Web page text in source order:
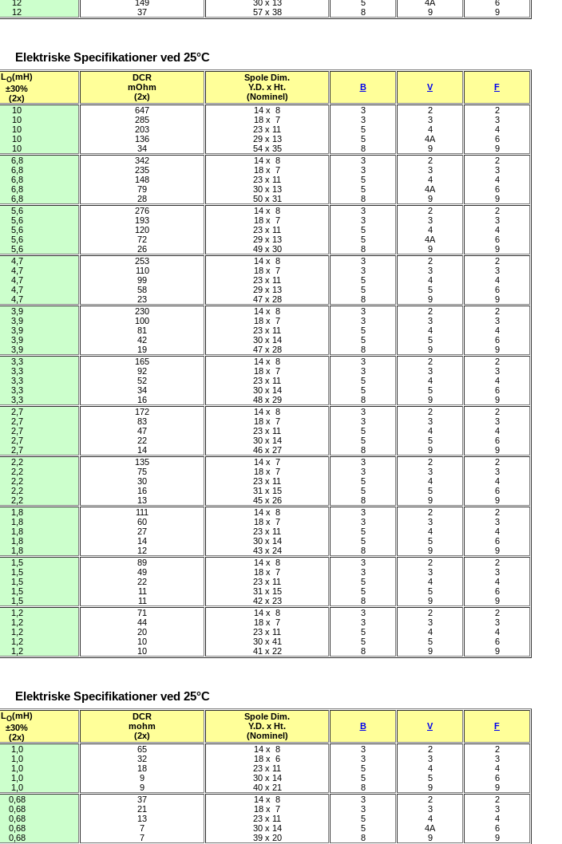
12
12
149
37
30 x 13
57 x 38
5
8
4A
9
6
9
Elektriske Specifikationer ved 25°C
LO(mH)
±30%
(2x)
DCR
mOhm
(2x)
Spole Dim.
Y.D. x Ht.
(Nominel)
B V F
10
10
10
10
10
647
285
203
136
34
14 x 8
18 x 7
23 x 11
29 x 13
54 x 35
3
3
5
5
8
2
3
4
4A
9
2
3
4
6
9
6,8
6,8
6,8
6,8
6,8
342
235
148
79
28
14 x 8
18 x 7
23 x 11
30 x 13
50 x 31
3
3
5
5
8
2
3
4
4A
9
2
3
4
6
9
5,6
5,6
5,6
5,6
5,6
276
193
120
72
26
14 x 8
18 x 7
23 x 11
29 x 13
49 x 30
3
3
5
5
8
2
3
4
4A
9
2
3
4
6
9
4,7
4,7
4,7
4,7
4,7
253
110
99
58
23
14 x 8
18 x 7
23 x 11
29 x 13
47 x 28
3
3
5
5
8
2
3
4
5
9
2
3
4
6
9
3,9
3,9
3,9
3,9
3,9
230
100
81
42
19
14 x 8
18 x 7
23 x 11
30 x 14
47 x 28
3
3
5
5
8
2
3
4
5
9
2
3
4
6
9
3,3
3,3
3,3
3,3
3,3
165
92
52
34
16
14 x 8
18 x 7
23 x 11
30 x 14
48 x 29
3
3
5
5
8
2
3
4
5
9
2
3
4
6
9
2,7
2,7
2,7
2,7
2,7
172
83
47
22
14
14 x 8
18 x 7
23 x 11
30 x 14
46 x 27
3
3
5
5
8
2
3
4
5
9
2
3
4
6
9
2,2
2,2
2,2
2,2
2,2
135
75
30
16
13
14 x 7
18 x 7
23 x 11
31 x 15
45 x 26
3
3
5
5
8
2
3
4
5
9
2
3
4
6
9
1,8
1,8
1,8
1,8
1,8
111
60
27
14
12
14 x 8
18 x 7
23 x 11
30 x 14
43 x 24
3
3
5
5
8
2
3
4
5
9
2
3
4
6
9
1,5
1,5
1,5
1,5
1,5
89
49
22
11
11
14 x 8
18 x 7
23 x 11
31 x 15
42 x 23
3
3
5
5
8
2
3
4
5
9
2
3
4
6
9
1,2
1,2
1,2
1,2
1,2
71
44
20
10
10
14 x 8
18 x 7
23 x 11
30 x 41
41 x 22
3
3
5
5
8
2
3
4
5
9
2
3
4
6
9
Elektriske Specifikationer ved 25°C
LO(mH)
±30%
(2x)
DCR
mohm
(2x)
Spole Dim.
Y.D. x Ht.
(Nominel)
B V F
1,0
1,0
1,0
1,0
1,0
65
32
18
9
9
14 x 8
18 x 6
23 x 11
30 x 14
40 x 21
3
3
5
5
8
2
3
4
5
9
2
3
4
6
9
0,68
0,68
0,68
0,68
0,68
37
21
13
7
7
14 x 8
18 x 7
23 x 11
30 x 14
39 x 20
3
3
5
5
8
2
3
4
4A
9
2
3
4
6
9